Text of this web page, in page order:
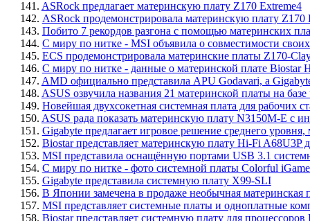
141. ASRock предлагает материнскую плату Z170 Extreme4
142. ASRock продемонстрировала материнскую плату
143. Побито 7 рекордов разгона с помощью материнских
144. С миру по нитке - MSI объявила о совместимости
145. ECS продемонстрировала материнские платы Z170-
146. С миру по нитке - данные о материнской плате
147. AMD официально представила APU Godavari, а
148. ASUS озвучила названия 21 материнской платы на
149. Новейшая двухсокетная системная плата для рабочих
150. ASUS рада показать материнскую плату N3150M-E с
151. Gigabyte предлагает игровое решение среднего
152. Biostar представляет материнскую плату Hi-Fi
153. MSI представила оснащённую портами USB 3.1
154. С миру по нитке - фото системной платы Colorful
155. Gigabyte представила системную плату X99-SLI
156. В Японии замечена в продаже необычная материнская
157. MSI представляет системные платы и одноплатные
158. Biostar представляет системную плату для